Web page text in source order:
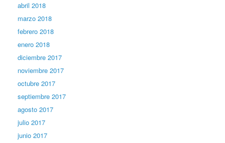
abril 2018
marzo 2018
febrero 2018
enero 2018
diciembre 2017
noviembre 2017
octubre 2017
septiembre 2017
agosto 2017
julio 2017
junio 2017